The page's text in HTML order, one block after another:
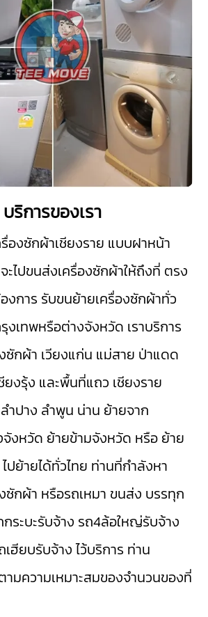
บริการของเรา
องซักผ้าเชียงราย แบบฝาหน้า
ะไปขนส่งเครื่องซักผ้าให้ถึงที่ ตรง
การ รับขนย้ายเครื่องซักผ้าทั่ว
งเทพหรือต่างจังหวัด เราบริการ
ซักผ้า เวียงแก่น แม่สาย ป่าแดด
ยงรุ้ง และพื้นที่แถว เชียงราย
ลำปาง ลำพูน น่าน ย้ายจาก
จังหวัด ย้ายข้ามจังหวัด หรือ ย้าย
ปย้ายได้ทั่วไทย ท่านที่กำลังหา
ซักผ้า หรือรถเหมา ขนส่ง บรรทุก
ระบะรับจ้าง รถ4ล้อใหญ่รับจ้าง
เฮียบรับจ้างไว้บริการ ท่าน
ามความเหมาะสมของจำนวนของที่